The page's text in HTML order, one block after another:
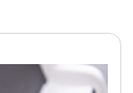
thrustrar